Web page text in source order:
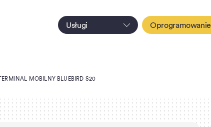
Usługi Oprogramowanie
TERMINAL MOBILNY BLUEBIRD S20